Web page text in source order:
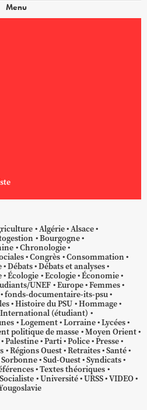
Menu
Algérie Alsace
Bourgogne
Chronologie
Congrès Consommation
Débats Débats et analyses
Écologie Ecologie Économie
UNEF Europe Femmes
fonds-documentaire-its-psu
Histoire du PSU Hommage
International (étudiant)
Logement Lorraine Lycées
politique de masse Moyen Orient
Palestine Parti Police Presse
Régions Ouest Retraites Santé
Sorbonne Sud-Ouest Syndicats
Textes théoriques
Université URSS VIDEO